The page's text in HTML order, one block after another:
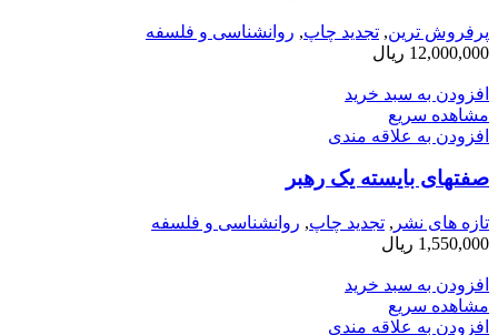
پرفروش ترین, تجدید چاپ, روانشناسی و فلسفه
12,000,000 ریال
افزودن به سبد خرید
مشاهده سریع
افزودن به علاقه مندی
صفتهای بایسته یک رهبر
تازه های نشر , تجدید چاپ, روانشناسی و فلسفه
1,550,000 ریال
افزودن به سبد خرید
مشاهده سریع
افزودن به علاقه مندی